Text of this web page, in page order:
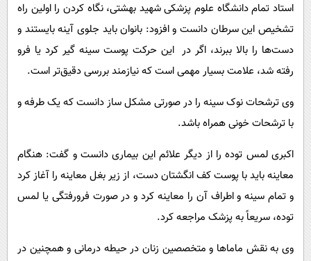
استاد تمام دانشگاه علوم پزشکی شهید بهشتی، نگاه کردن را اولین راه
تشخیص این سرطان دانست و افزود: بانوان باید جلوی آینه بایستند و
دست‌ها را بالا ببرند، اگر در این حرکت پوست سینه گیر کرد یا فرو
رفته شد، علامت بسیار مهمی است که نیازمند بررسی دقیق‌تر است.
وی ترشحات نوک سینه را در صورتی مشکل ساز دانست که یک طرفه و
با ترشحات خونی همراه باشد.
اکبری لمس توده را از دیگر علائم این بیماری دانست و گفت: هنگام
معاینه باید با پوست کف انگشتان دست، از زیر بغل معاینه را آغاز کرد
و تمام سینه و اطراف آن را معاینه کرد و در صورت فرورفتگی یا لمس
توده، سریعاً به پزشک مراجعه کرد.
وی به نقش ماماها و متخصصین زنان در حیطه درمانی و همچنین در